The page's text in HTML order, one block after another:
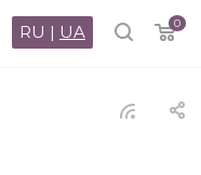
0
RU | UA